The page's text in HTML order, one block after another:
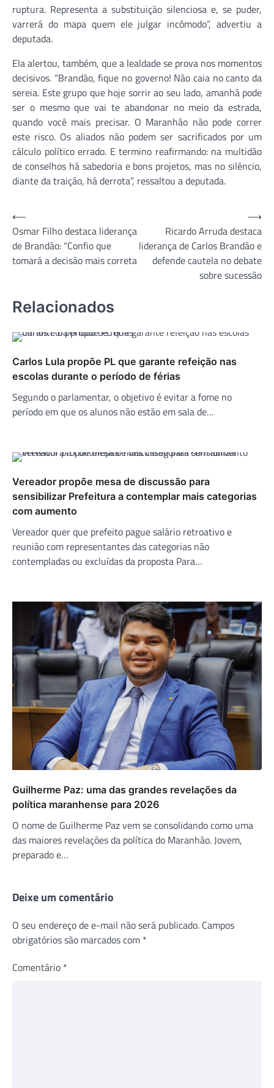
ruptura. Representa a substituição silenciosa e, se puder,
varrerá do mapa quem ele julgar incômodo”, advertiu a
deputada.
Ela alertou, também, que a lealdade se prova nos momentos
decisivos. “Brandão, fique no governo! Não caia no canto da
sereia. Este grupo que hoje sorrir ao seu lado, amanhã pode
ser o mesmo que vai te abandonar no meio da estrada,
quando você mais precisar. O Maranhão não pode correr
este risco. Os aliados não podem ser sacrificados por um
cálculo político errado. E termino reafirmando: na multidão
de conselhos há sabedoria e bons projetos, mas no silêncio,
diante da traição, há derrota”, ressaltou a deputada.
Navegação
de
Post
⟵
Osmar Filho destaca liderança
de Brandão: “Confio que
tomará a decisão mais correta
Ricardo Arruda destaca
liderança de Carlos Brandão e
defende cautela no debate
sobre sucessão
⟶
Relacionados
Carlos Lula propõe PL que garante refeição nas
escolas durante o período de férias
Segundo o parlamentar, o objetivo é evitar a fome no
período em que os alunos não estão em sala de…
Vereador propõe mesa de discussão para
sensibilizar Prefeitura a contemplar mais categorias
com aumento
Vereador quer que prefeito pague salário retroativo e
reunião com representantes das categorias não
contempladas ou excluídas da proposta Para…
Guilherme Paz: uma das grandes revelações da
política maranhense para 2026
O nome de Guilherme Paz vem se consolidando como uma
das maiores revelações da política do Maranhão. Jovem,
preparado e…
Deixe um comentário
O seu endereço de e-mail não será publicado. Campos
obrigatórios são marcados com *
Comentário *